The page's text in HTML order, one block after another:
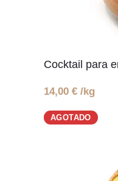
Cocktail para
14,00 € /kg
AGOTADO